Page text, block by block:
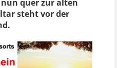
quer zur alten
steht vor der